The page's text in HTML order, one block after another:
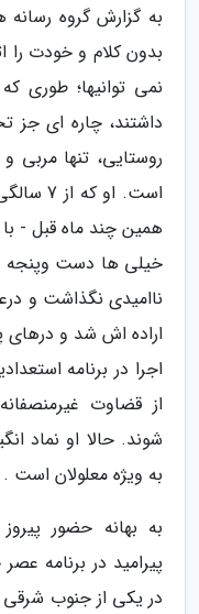
به گزارش گروه
بدون کلام و خودت را
نمی توانیها؛ طوری
داشتند، چاره ای جز
روستایی، تنها مربی
همین چند ماه قبل -
خیلی ها دست وپنجه
ناامیدی نگذاشت و
اراده اش شد و درهای
اجرا در برنامه
از قضاوت
شوند. حالا او نماد
به ویژه معلولان است .
به بهانه حضور
پیرامید در برنامه
در یکی از جنوب شرقی